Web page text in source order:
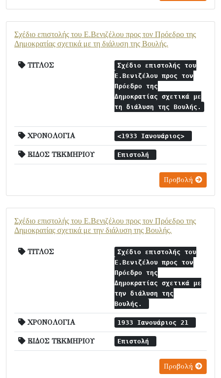
Σχέδιο επιστολής του Ε.Βενιζέλου προς τον Πρόεδρο της
Δημοκρατίας σχετικά με τη διάλυση της Βουλής.
ΤΙΤΛΟΣ
Σχέδιο επιστολής του
Ε.Βενιζέλου προς τον
Πρόεδρο της
Δημοκρατίας σχετικά με
τη διάλυση της Βουλής.
ΧΡΟΝΟΛΟΓΙΑ <1933 Ιανουάριος>
ΕΙΔΟΣ ΤΕΚΜΗΡΙΟΥ Επιστολή
Προβολή
Σχέδιο επιστολής του Ε.Βενιζέλου προς τον Πρόεδρο της
Δημοκρατίας σχετικά με την διάλυση της Βουλής.
ΤΙΤΛΟΣ
Σχέδιο επιστολής του
Ε.Βενιζέλου προς τον
Πρόεδρο της
Δημοκρατίας σχετικά με
την διάλυση της
Βουλής.
ΧΡΟΝΟΛΟΓΙΑ 1933 Ιανουάριος 21
ΕΙΔΟΣ ΤΕΚΜΗΡΙΟΥ Επιστολή
Προβολή